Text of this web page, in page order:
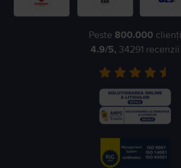
Peste 800.000 clienți
4.9/5, 34291 recenzii